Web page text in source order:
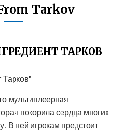
Tarkov
ТАРКОВ
Тарков"
мультиплеерная
покорила сердца многих
В ней игрокам предстоит